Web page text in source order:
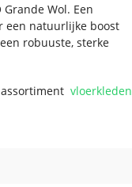
Wol. Een
een natuurlijke boost
robuuste, sterke
assortimentvloerkleden